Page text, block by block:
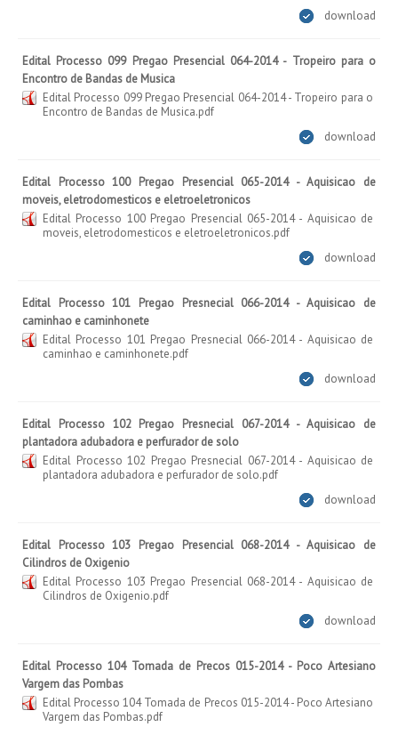
download
Edital Processo 099 Pregao Presencial 064-2014 - Tropeiro para o
Encontro de Bandas de Musica
Edital Processo 099 Pregao Presencial 064-2014 - Tropeiro para o
Encontro de Bandas de Musica.pdf
download
Edital Processo 100 Pregao Presencial 065-2014 - Aquisicao de
moveis, eletrodomesticos e eletroeletronicos
Edital Processo 100 Pregao Presencial 065-2014 - Aquisicao de
moveis, eletrodomesticos e eletroeletronicos.pdf
download
Edital Processo 101 Pregao Presnecial 066-2014 - Aquisicao de
caminhao e caminhonete
Edital Processo 101 Pregao Presnecial 066-2014 - Aquisicao de
caminhao e caminhonete.pdf
download
Edital Processo 102 Pregao Presnecial 067-2014 - Aquisicao de
plantadora adubadora e perfurador de solo
Edital Processo 102 Pregao Presnecial 067-2014 - Aquisicao de
plantadora adubadora e perfurador de solo.pdf
download
Edital Processo 103 Pregao Presencial 068-2014 - Aquisicao de
Cilindros de Oxigenio
Edital Processo 103 Pregao Presencial 068-2014 - Aquisicao de
Cilindros de Oxigenio.pdf
download
Edital Processo 104 Tomada de Precos 015-2014 - Poco Artesiano
Vargem das Pombas
Edital Processo 104 Tomada de Precos 015-2014 - Poco Artesiano
Vargem das Pombas.pdf